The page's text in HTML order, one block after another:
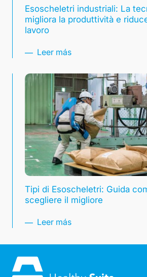
Esoscheletri industriali: La
migliora la produttività e
lavoro
Leer más
Tipi di Esoscheletri: Guida
scegliere il migliore
Leer más